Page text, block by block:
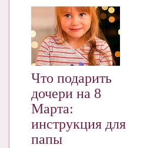
РАЗВИТИЕ
ВОПРОС-ОТВЕТ
КНИГИ
Рекомендовано
ПСИХОЛОГИЯ
Что подарить
дочери на 8
Марта:
инструкция для
папы